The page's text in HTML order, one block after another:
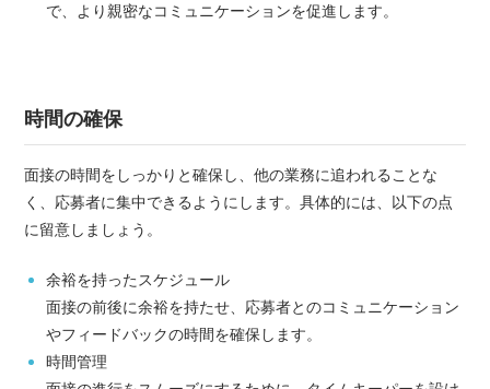
で、より親密なコミュニケーションを促進します。
時間の確保
面接の時間をしっかりと確保し、他の業務に追われることな
く、応募者に集中できるようにします。具体的には、以下の点
に留意しましょう。
余裕を持ったスケジュール
面接の前後に余裕を持たせ、応募者とのコミュニケーション
やフィードバックの時間を確保します。
時間管理